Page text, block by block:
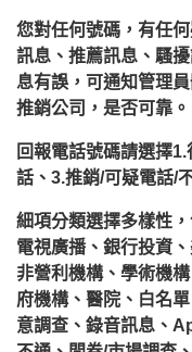
匿名：
回報
回報時間
您對任何號碼，有任
訊息、推薦訊息、騷
息有誤，可通知管理
推銷公司，是否可靠。
回報電話號碼請選擇
話、3.推銷/可疑電話/
細項分類選擇多樣性
電視廣播、銀行投資
非營利機構、學術機
府機構、醫院、白名
意調查、錄音訊息、